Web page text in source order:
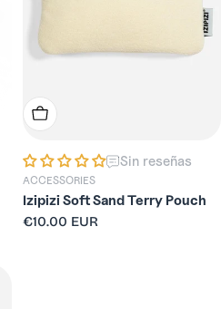
Añadir A La Cesta
Sin reseñas
ACCESSORIES
Izipizi Soft Sand Terry Pouch
Precio
€10.00 EUR